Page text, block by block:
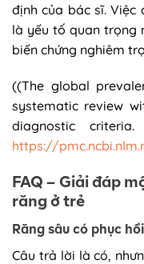
định của bác sĩ.
là yếu tố quan trọng
biến chứng nghiêm
((The global
systematic review
diagnostic
https://
FAQ – Giải đáp
răng ở trẻ
Răng sâu có phục
Câu trả lời là có,